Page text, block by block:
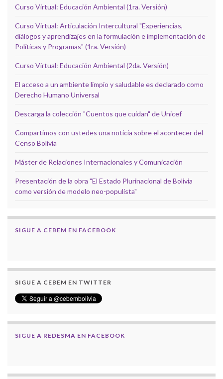
Curso Virtual: Educación Ambiental (1ra. Versión)
Curso Virtual: Articulación Intercultural "Experiencias,
diálogos y aprendizajes en la formulación e implementación de
Políticas y Programas" (1ra. Versión)
Curso Virtual: Educación Ambiental (2da. Versión)
El acceso a un ambiente limpio y saludable es declarado como
Derecho Humano Universal
Descarga la colección "Cuentos que cuidan" de Unicef
Compartimos con ustedes una noticia sobre el acontecer del
Censo Bolivia
Máster de Relaciones Internacionales y Comunicación
Presentación de la obra "El Estado Plurinacional de Bolivia
como versión de modelo neo-populista"
SIGUE A CEBEM EN FACEBOOK
SIGUE A CEBEM EN TWITTER
SIGUE A REDESMA EN FACEBOOK